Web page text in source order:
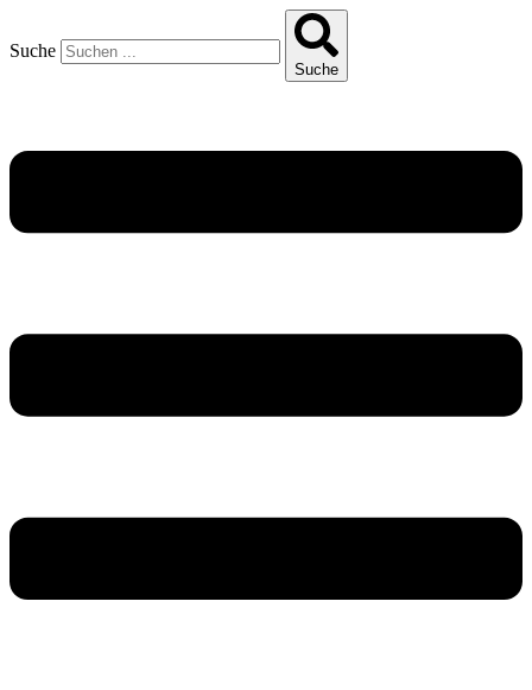
Suche
Suche